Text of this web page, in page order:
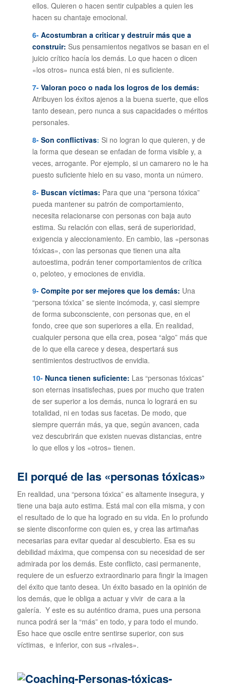
ellos. Quieren o hacen sentir culpables a quien les
hacen su chantaje emocional.
6-Acostumbran a criticar y destruir más que a
construir: Sus pensamientos negativos se basan en el
juicio crítico hacía los demás. Lo que hacen o dicen
«los otros» nunca está bien, ni es suficiente.
7- Valoran poco o nada los logros de los demás:
Atribuyen los éxitos ajenos a la buena suerte, que ellos
tanto desean, pero nunca a sus capacidades o méritos
personales.
8- Son conflictivas: Si no logran lo que quieren, y de
la forma que desean se enfadan de forma visible y, a
veces, arrogante. Por ejemplo, si un camarero no le ha
puesto suficiente hielo en su vaso, monta un número.
8- Buscan víctimas: Para que una “persona tóxica”
pueda mantener su patrón de comportamiento,
necesita relacionarse con personas con baja auto
estima. Su relación con ellas, será de superioridad,
exigencia y aleccionamiento. En cambio, las «personas
tóxicas», con las personas que tienen una alta
autoestima, podrán tener comportamientos de crítica
o, peloteo, y emociones de envidia.
9- Compite por ser mejores que los demás: Una
“persona tóxica” se siente incómoda, y, casi siempre
de forma subconsciente, con personas que, en el
fondo, cree que son superiores a ella. En realidad,
cualquier persona que ella crea, posea “algo” más que
de lo que ella carece y desea, despertará sus
sentimientos destructivos de envidia.
10-Nunca tienen suficiente: Las “personas tóxicas”
son eternas insatisfechas, pues por mucho que traten
de ser superior a los demás, nunca lo logrará en su
totalidad, ni en todas sus facetas. De modo, que
siempre querrán más, ya que, según avancen, cada
vez descubrirán que existen nuevas distancias, entre
lo que ellos y los «otros» tienen.
El porqué de las «personas tóxicas»
En realidad, una “persona tóxica” es altamente insegura, y
tiene una baja auto estima. Está mal con ella misma, y con
el resultado de lo que ha logrado en su vida. En lo profundo
se siente disconforme con quien es, y crea las artimañas
necesarias para evitar quedar al descubierto. Esa es su
debilidad máxima, que compensa con su necesidad de ser
admirada por los demás. Este conflicto, casi permanente,
requiere de un esfuerzo extraordinario para fingir la imagen
del éxito que tanto desea. Un éxito basado en la opinión de
los demás, que le obliga a actuar y vivir de cara a la
galería. Y este es su auténtico drama, pues una persona
nunca podrá ser la “más” en todo, y para todo el mundo.
Eso hace que oscile entre sentirse superior, con sus
víctimas, e inferior, con sus «rivales».